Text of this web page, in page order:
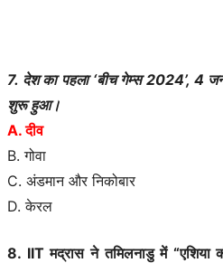
7. देश का पहला ‘बीच गेम्स 2024’, 4
शुरू हुआ।
A. दीव
B. गोवा
C. अंडमान और निकोबार
D. केरल
8. IIT मद्रास ने तमिलनाडु में “एशिया